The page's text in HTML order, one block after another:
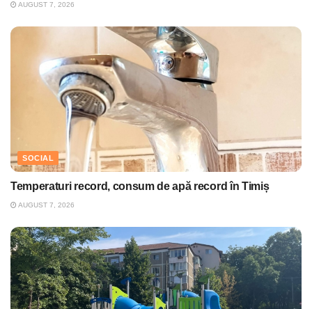
AUGUST 7, 2026
SOCIAL
Temperaturi record, consum de apă record în Timiș
AUGUST 7, 2026